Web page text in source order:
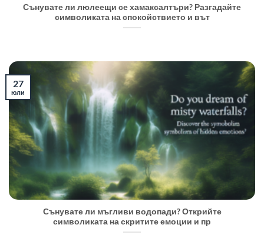
Сънувате ли люлеещи се хамаксалтъри? Разгадайте
символиката на спокойствието и вът
Сънувате ли мъгливи водопади? Открийте
символиката на скритите емоции и пр
27
юли